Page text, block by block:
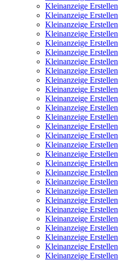
Kleinanzeige Erstellen
Kleinanzeige Erstellen
Kleinanzeige Erstellen
Kleinanzeige Erstellen
Kleinanzeige Erstellen
Kleinanzeige Erstellen
Kleinanzeige Erstellen
Kleinanzeige Erstellen
Kleinanzeige Erstellen
Kleinanzeige Erstellen
Kleinanzeige Erstellen
Kleinanzeige Erstellen
Kleinanzeige Erstellen
Kleinanzeige Erstellen
Kleinanzeige Erstellen
Kleinanzeige Erstellen
Kleinanzeige Erstellen
Kleinanzeige Erstellen
Kleinanzeige Erstellen
Kleinanzeige Erstellen
Kleinanzeige Erstellen
Kleinanzeige Erstellen
Kleinanzeige Erstellen
Kleinanzeige Erstellen
Kleinanzeige Erstellen
Kleinanzeige Erstellen
Kleinanzeige Erstellen
Kleinanzeige Erstellen